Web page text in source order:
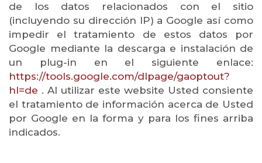
de los datos relacionados con el sitio
(incluyendo su dirección IP) a Google así como
impedir el tratamiento de estos datos por
Google mediante la descarga e instalación de
un plug-in en el siguiente enlace:
https://tools.google.com/dlpage/gaoptout?
hl=de . Al utilizar este website Usted consiente
el tratamiento de información acerca de Usted
por Google en la forma y para los fines arriba
indicados.